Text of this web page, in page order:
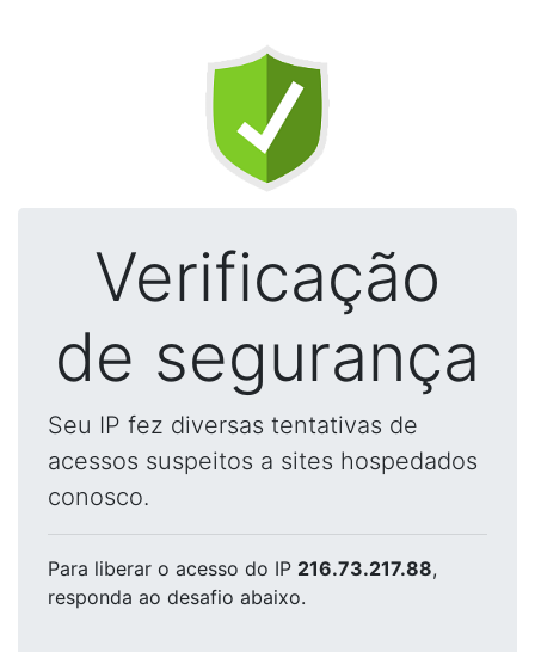
Verificação
de segurança
Seu IP fez diversas tentativas de
acessos suspeitos a sites hospedados
conosco.
Para liberar o acesso do IP 216.73.217.88,
responda ao desafio abaixo.